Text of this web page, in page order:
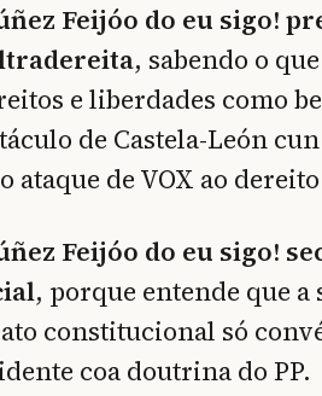
Feijóo do eu sigo!
, sabendo o
e liberdades como
de Castela-León
ataque de VOX ao
Feijóo do eu sigo!
, porque entende que a
constitucional só
coa doutrina do PP.